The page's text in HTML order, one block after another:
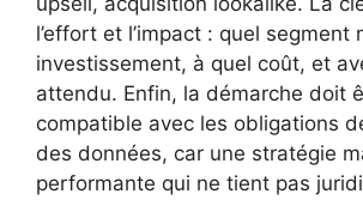
l’effort et l’impact : quel segment
investissement, à quel coût, et
attendu. Enfin, la démarche doit
compatible avec les obligations
des données, car une stratégie
performante qui ne tient pas